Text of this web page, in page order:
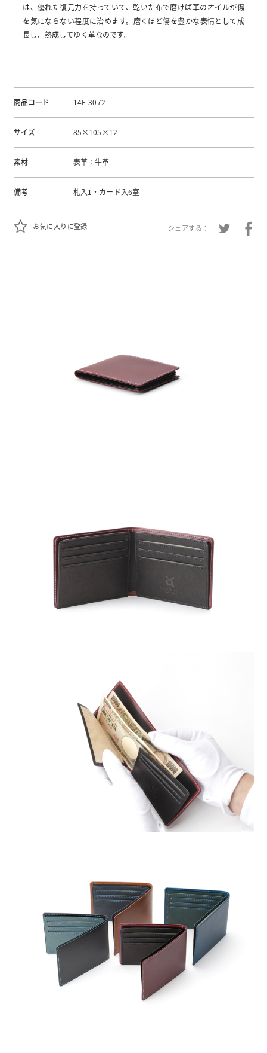
は、優れた復元力を持っていて、乾いた布で磨けば革のオイルが傷
を気にならない程度に治めます。磨くほど傷を豊かな表情として成
長し、熟成してゆく革なのです。
商品コード 14E-3072
サイズ 85×105×12
素材 表革：牛革
備考 札入1・カード入6室
お気に入りに登録 シェアする：